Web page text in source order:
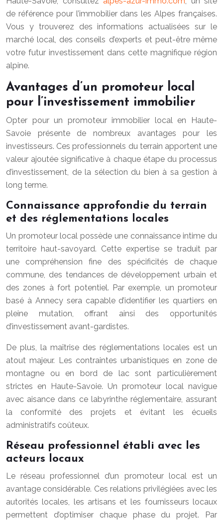
de référence pour l’immobilier dans les Alpes françaises.
Vous y trouverez des informations actualisées sur le
marché local, des conseils d’experts et peut-être même
votre futur investissement dans cette magnifique région
alpine.
Avantages d’un promoteur local
pour l’investissement immobilier
Opter pour un promoteur immobilier local en Haute-
Savoie présente de nombreux avantages pour les
investisseurs. Ces professionnels du terrain apportent une
valeur ajoutée significative à chaque étape du processus
d’investissement, de la sélection du bien à sa gestion à
long terme.
Connaissance approfondie du terrain
et des réglementations locales
Un promoteur local possède une connaissance intime du
territoire haut-savoyard. Cette expertise se traduit par
une compréhension fine des spécificités de chaque
commune, des tendances de développement urbain et
des zones à fort potentiel. Par exemple, un promoteur
basé à Annecy sera capable d’identifier les quartiers en
pleine mutation, offrant ainsi des opportunités
d’investissement avant-gardistes.
De plus, la maîtrise des réglementations locales est un
atout majeur. Les contraintes urbanistiques en zone de
montagne ou en bord de lac sont particulièrement
strictes en Haute-Savoie. Un promoteur local navigue
avec aisance dans ce labyrinthe réglementaire, assurant
la conformité des projets et évitant les écueils
administratifs coûteux.
Réseau professionnel établi avec les
acteurs locaux
Le réseau professionnel d’un promoteur local est un
avantage considérable. Ces relations privilégiées avec les
autorités locales, les artisans et les fournisseurs locaux
permettent d’optimiser chaque phase du projet. Par